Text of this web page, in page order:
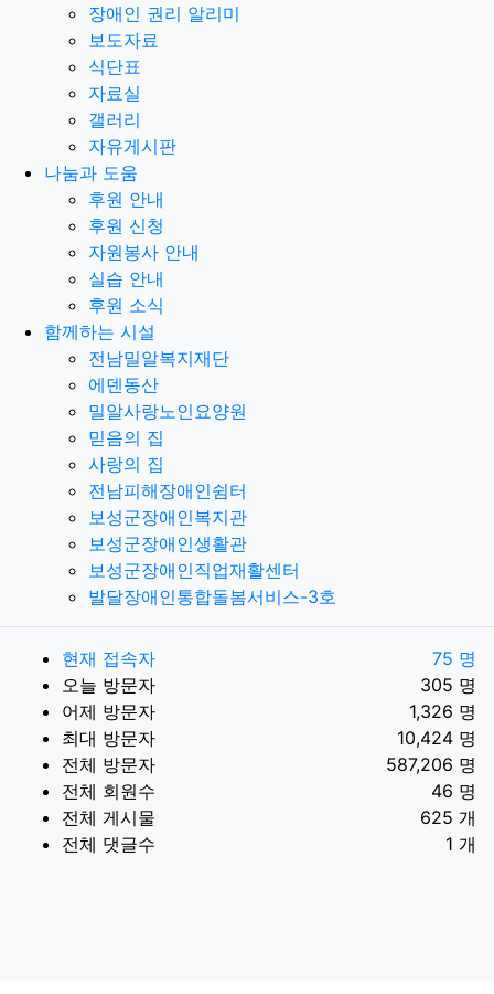
장애인 권리 알리미
보도자료
식단표
자료실
갤러리
자유게시판
나눔과 도움
후원 안내
후원 신청
자원봉사 안내
실습 안내
후원 소식
함께하는 시설
전남밀알복지재단
에덴동산
밀알사랑노인요양원
믿음의 집
사랑의 집
전남피해장애인쉼터
보성군장애인복지관
보성군장애인생활관
보성군장애인직업재활센터
발달장애인통합돌봄서비스-3호
현재 접속자
75 명
오늘 방문자
305 명
어제 방문자
1,326 명
최대 방문자
10,424 명
전체 방문자
587,206 명
전체 회원수
46 명
전체 게시물
625 개
전체 댓글수
1 개